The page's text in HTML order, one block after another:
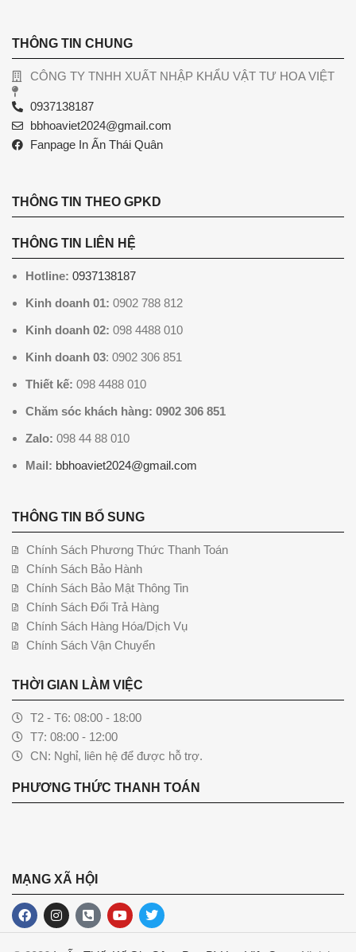
THÔNG TIN CHUNG
CÔNG TY TNHH XUẤT NHẬP KHẨU VẬT TƯ HOA VIỆT
0937138187
bbhoaviet2024@gmail.com
Fanpage In Ấn Thái Quân
THÔNG TIN THEO GPKD
THÔNG TIN LIÊN HỆ
Hotline: 0937138187
Kinh doanh 01: 0902 788 812
Kinh doanh 02: 098 4488 010
Kinh doanh 03: 0902 306 851
Thiết kế: 098 4488 010
Chăm sóc khách hàng: 0902 306 851
Zalo: 098 44 88 010
Mail: bbhoaviet2024@gmail.com
THÔNG TIN BỔ SUNG
Chính Sách Phương Thức Thanh Toán
Chính Sách Bảo Hành
Chính Sách Bảo Mật Thông Tin
Chính Sách Đổi Trả Hàng
Chính Sách Hàng Hóa/Dịch Vụ
Chính Sách Vận Chuyển
THỜI GIAN LÀM VIỆC
T2 - T6: 08:00 - 18:00
T7: 08:00 - 12:00
CN: Nghỉ, liên hệ để được hỗ trợ.
PHƯƠNG THỨC THANH TOÁN
MẠNG XÃ HỘI